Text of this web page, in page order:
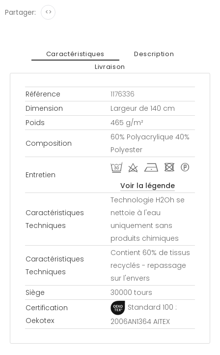
Partager: <>
Caractéristiques
Description
Livraison
Référence
1176336
Dimension
Largeur de 140 cm
Poids
465 g/m²
Composition
60% Polyacrylique 40%
Polyester
Entretien
R d h - *
Voir la légende
Caractéristiques
Techniques
Technologie H2Oh se
nettoie à l'eau
uniquement sans
produits chimiques
Caractéristiques
Techniques
Contient 60% de tissus
recyclés - repassage
sur l'envers
Siège
30000 tours
Certification
Oekotex
Standard 100 :
2006AN1364 AITEX